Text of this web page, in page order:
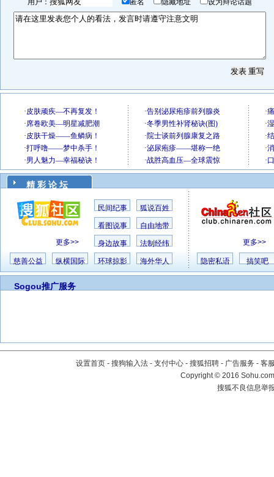
用户： 匿名 隐藏地址 设为辩论话题
精 彩 论 坛
更多>>
民间纪事 狐说百姓
看图说事 自由地带
身边故事 法制经纬
慈善公益 纵横国际 环球掠影 海外华人
更多>>
隐密私语 搞笑吧
Sogou推广服务
设置首页 - 搜狗输入法 - 支付中心 - 搜狐招聘 - 广告服务 - 客
Copyright©2016
搜狐不良信息举